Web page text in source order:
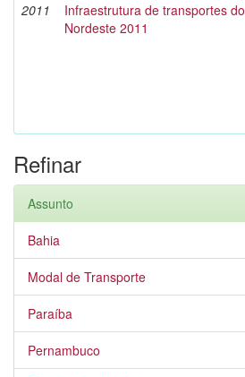
2011
Infraestrutura de transportes do
Nordeste 2011
Refinar
Assunto
Bahia
Modal de Transporte
Paraíba
Pernambuco